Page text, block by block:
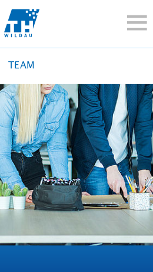
TH-
Webmail Moodle
English
TEAM